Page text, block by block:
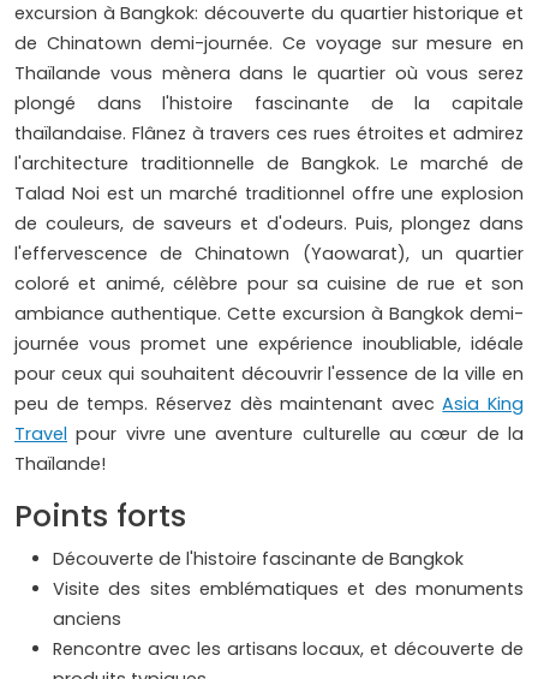
excursion à Bangkok: découverte du quartier historique et
de Chinatown demi-journée. Ce voyage sur mesure en
Thaïlande vous mènera dans le quartier où vous serez
plongé dans l'histoire fascinante de la capitale
thaïlandaise. Flânez à travers ces rues étroites et admirez
l'architecture traditionnelle de Bangkok. Le marché de
Talad Noi est un marché traditionnel offre une explosion
de couleurs, de saveurs et d'odeurs. Puis, plongez dans
l'effervescence de Chinatown (Yaowarat), un quartier
coloré et animé, célèbre pour sa cuisine de rue et son
ambiance authentique. Cette excursion à Bangkok demi-
journée vous promet une expérience inoubliable, idéale
pour ceux qui souhaitent découvrir l'essence de la ville en
peu de temps. Réservez dès maintenant avecAsia King
Travel pour vivre une aventure culturelle au cœur de la
Thaïlande!
Points forts
Découverte de l'histoire fascinante de Bangkok
Visite des sites emblématiques et des monuments
anciens
Rencontre avec les artisans locaux, et découverte de